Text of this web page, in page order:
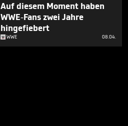
Auf diesem Moment haben
WWE-Fans zwei Jahre
hingefiebert
WWE 08.04.